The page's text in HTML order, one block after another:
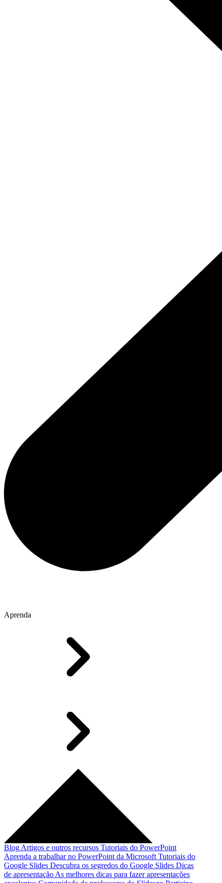
Aprenda
Blog Artigos e outros recursos Tutoriais do PowerPoint
Aprenda a trabalhar no PowerPoint da Microsoft Tutoriais do
Google Slides Descubra os segredos do Google Slides Dicas
de apresentação As melhores dicas para fazer apresentações